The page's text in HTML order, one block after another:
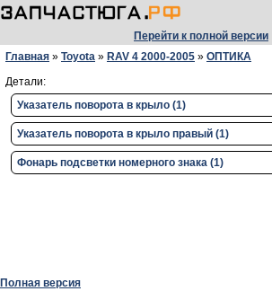
Перейти к полной версии
Главная » Toyota » RAV 4 2000-2005 » ОПТИКА
Детали:
Указатель поворота в крыло (1)
Указатель поворота в крыло правый (1)
Фонарь подсветки номерного знака (1)
Полная версия